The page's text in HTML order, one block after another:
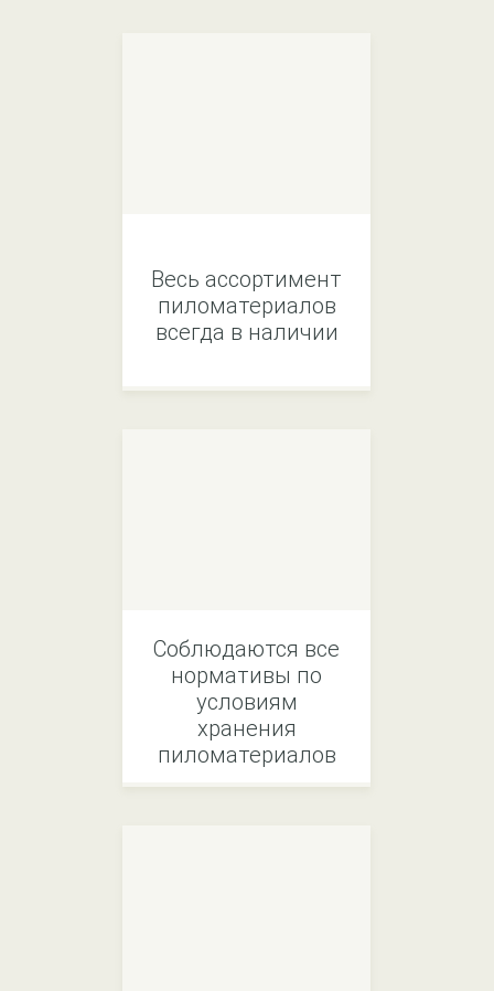
Весь ассортимент
пиломатериалов
всегда в наличии
Соблюдаются все
нормативы по
условиям
хранения
пиломатериалов